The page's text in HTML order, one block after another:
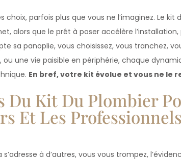
choix, parfois plus que vous ne l’imaginez. Le
alors que le prêt à poser accélère
sa panoplie, vous choisissez, vous tranchez,
une vie paisible en périphérie, chaque
En bref, votre kit évolue et vous ne le
Du Kit Du Plombier
Et Les Professionnels
à d’autres, vous vous trompez,